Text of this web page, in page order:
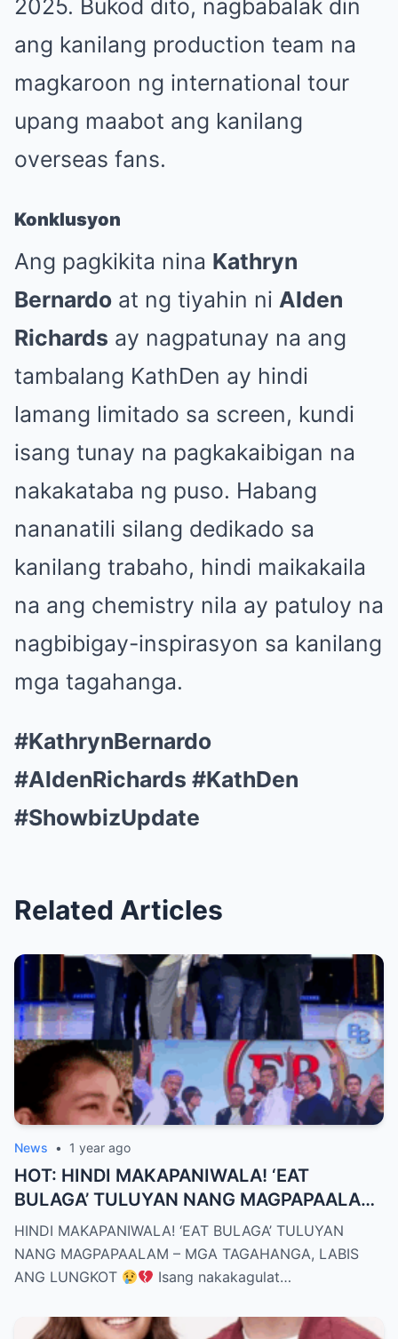
2025. Bukod dito, nagbabalak din
ang kanilang production team na
magkaroon ng international tour
upang maabot ang kanilang
overseas fans.
Konklusyon
Ang pagkikita nina Kathryn
Bernardo at ng tiyahin ni Alden
Richards ay nagpatunay na ang
tambalang KathDen ay hindi
lamang limitado sa screen, kundi
isang tunay na pagkakaibigan na
nakakataba ng puso. Habang
nananatili silang dedikado sa
kanilang trabaho, hindi maikakaila
na ang chemistry nila ay patuloy na
nagbibigay-inspirasyon sa kanilang
mga tagahanga.
#KathrynBernardo
#AldenRichards #KathDen
#ShowbizUpdate
Related Articles
News • 1 year ago
HOT: HINDI MAKAPANIWALA! ‘EAT
BULAGA’ TULUYAN NANG MAGPAPAALAM
– MGA TAGAHANGA, LABIS ANG LUNGKOT
HINDI MAKAPANIWALA! ‘EAT BULAGA’ TULUYAN
NANG MAGPAPAALAM – MGA TAGAHANGA, LABIS
ANG LUNGKOT
Isang nakakagulat…